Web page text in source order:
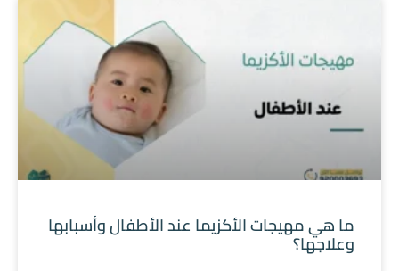
ما هي مهيجات الأكزيما عند الأطفال وأسبابها
وعلاجها؟